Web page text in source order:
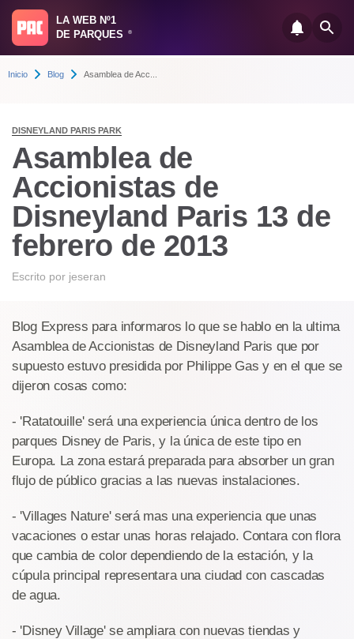
LA WEB Nº1
DE PARQUES
®
Inicio Blog Asamblea de Acc...
DISNEYLAND PARIS PARK
Asamblea de
Accionistas de
Disneyland Paris 13 de
febrero de 2013
Escrito por jeseran
Blog Express para informaros lo que se hablo en la ultima
Asamblea de Accionistas de Disneyland Paris que por
supuesto estuvo presidida por Philippe Gas y en el que se
dijeron cosas como:
- 'Ratatouille' será una experiencia única dentro de los
parques Disney de Paris, y la única de este tipo en
Europa. La zona estará preparada para absorber un gran
flujo de público gracias a las nuevas instalaciones.
- 'Villages Nature' será mas una experiencia que unas
vacaciones o estar unas horas relajado. Contara con flora
que cambia de color dependiendo de la estación, y la
cúpula principal representara una ciudad con cascadas
de agua.
- 'Disney Village' se ampliara con nuevas tiendas y